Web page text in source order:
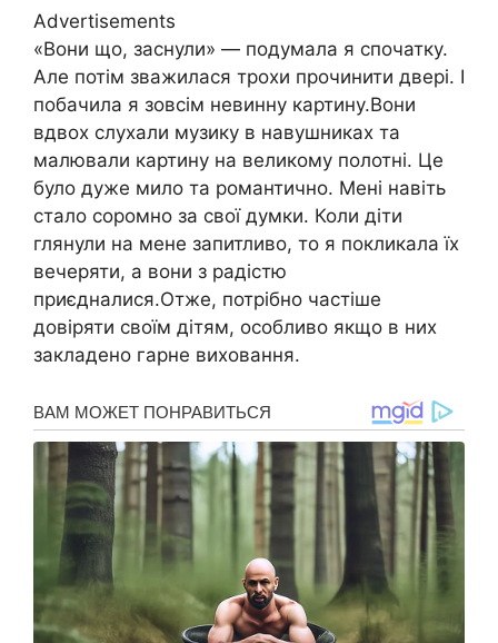
Advertisements
«Вони що, заснули» — подумала я спочатку.
Але потім зважилася трохи прочинити двері. І
побачила я зовсім невинну картину.Вони
вдвох слухали музику в навушниках та
малювали картину на великому полотні. Це
було дуже мило та романтично. Мені навіть
стало соромно за свої думки. Коли діти
глянули на мене запитливо, то я покликала їх
вечеряти, а вони з радістю
приєдналися.Отже, потрібно частіше
довіряти своїм дітям, особливо якщо в них
закладено гарне виховання.